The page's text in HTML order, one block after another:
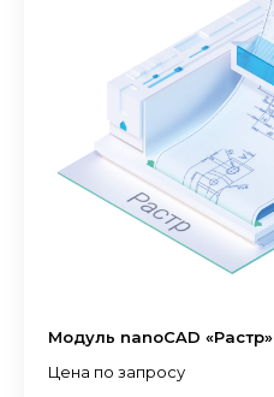
Модуль nanoCAD «Растр»
Цена по запросу